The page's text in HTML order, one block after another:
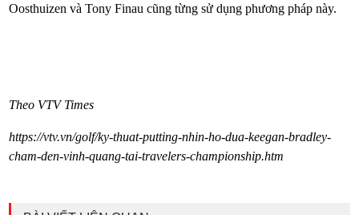
Oosthuizen và Tony Finau cũng từng sử dụng phương pháp này.
Theo VTV Times
https://vtv.vn/golf/ky-thuat-putting-nhin-ho-dua-keegan-bradley-
cham-den-vinh-quang-tai-travelers-championship.htm